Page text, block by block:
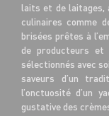
laits et de laitages,
culinaires comme
brisées prêtes à
de producteurs et
sélectionnés avec
saveurs d’un
l’onctuosité d’un
gustative des